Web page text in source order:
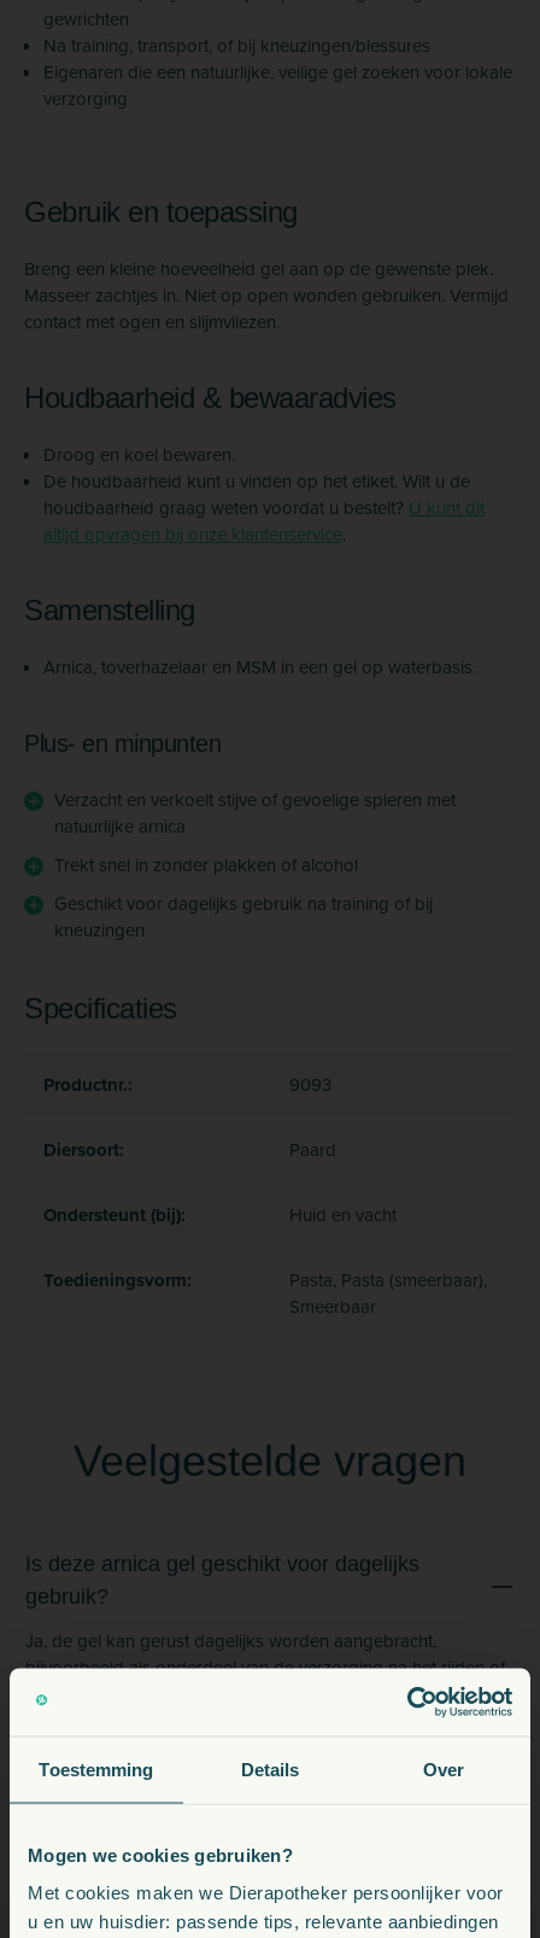
Toestemming Details Over
Mogen we cookies gebruiken?
Met cookies maken we Dierapotheker persoonlijker voor
u en uw huisdier: passende tips, relevante aanbiedingen
gewrichten
Na training, transport, of bij kneuzingen/blessures
Eigenaren die een natuurlijke, veilige gel zoeken voor lokale
verzorging
Gebruik en toepassing
Breng een kleine hoeveelheid gel aan op de gewenste plek.
Masseer zachtjes in. Niet op open wonden gebruiken. Vermijd
contact met ogen en slijmvliezen.
Houdbaarheid & bewaaradvies
Droog en koel bewaren.
De houdbaarheid kunt u vinden op het etiket. Wilt u de
houdbaarheid graag weten voordat u bestelt? U kunt dit
altijd opvragen bij onze klantenservice.
Samenstelling
Arnica, toverhazelaar en MSM in een gel op waterbasis.
Plus- en minpunten
Verzacht en verkoelt stijve of gevoelige spieren met
natuurlijke arnica
Trekt snel in zonder plakken of alcohol
Geschikt voor dagelijks gebruik na training of bij
kneuzingen
Specificaties
Productnr.: 9093
Diersoort: Paard
Ondersteunt (bij): Huid en vacht
Toedieningsvorm:
Pasta, Pasta (smeerbaar),
Smeerbaar
Veelgestelde vragen
Is deze arnica gel geschikt voor dagelijks
gebruik?
Ja, de gel kan gerust dagelijks worden aangebracht,
bijvoorbeeld als onderdeel van de verzorging na het rijden of
werken.
Laat de gel een vette of plakkerige laag achter?
Mag ik NAF Arnica Gel gebruiken op
beschadigde of open huid?